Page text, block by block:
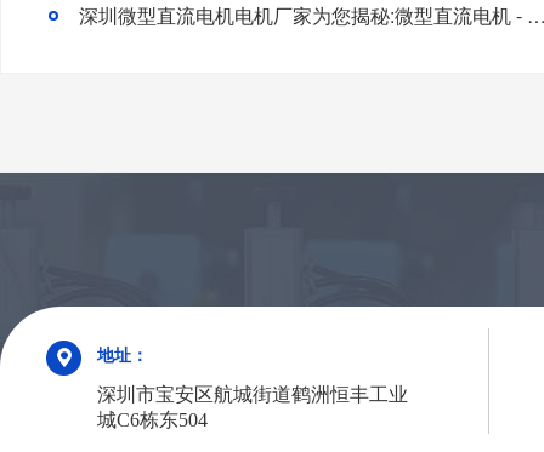
深圳微型直流电机电机厂家为您揭秘:微型直
地址：
深圳市宝安区航城街道鹤洲恒丰工业
城C6栋东504